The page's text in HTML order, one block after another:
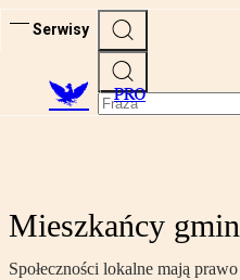
Serwisy
PRO
Mieszkańcy
Społeczności lokalne mają